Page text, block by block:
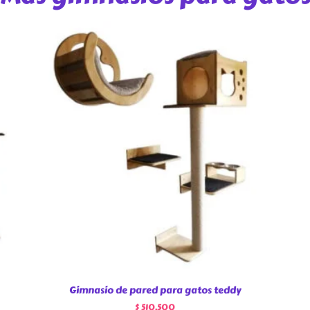
Gimnasio de pared para gatos teddy
$510.500